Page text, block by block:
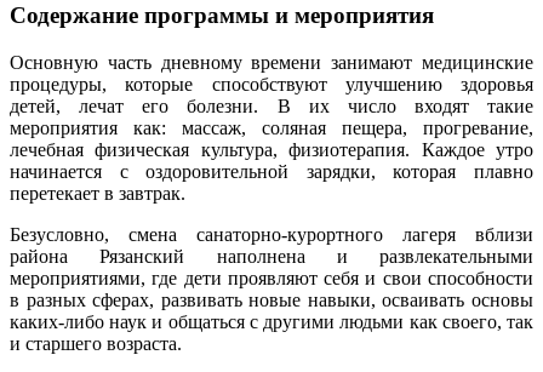
Содержание программы и мероприятия
Основную часть дневному времени занимают медицинские
процедуры, которые способствуют улучшению здоровья
детей, лечат его болезни. В их число входят такие
мероприятия как: массаж, соляная пещера, прогревание,
лечебная физическая культура, физиотерапия. Каждое утро
начинается с оздоровительной зарядки, которая плавно
перетекает в завтрак.
Безусловно, смена санаторно-курортного лагеря вблизи
района Рязанский наполнена и развлекательными
мероприятиями, где дети проявляют себя и свои способности
в разных сферах, развивать новые навыки, осваивать основы
каких-либо наук и общаться с другими людьми как своего, так
и старшего возраста.